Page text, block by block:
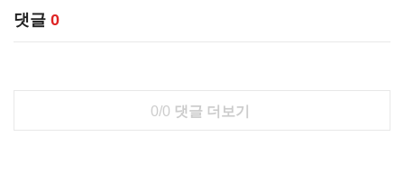
댓글 0
0/0 댓글 더보기